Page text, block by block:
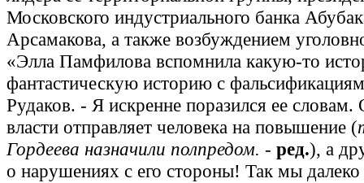
Московского индустриального банка
Арсамакова, а также возбуждением
«Элла Памфилова вспомнила какую-то
фантастическую историю с
Рудаков. - Я искренне поразился ее словам.
власти отправляет человека на повышение (
Гордеева назначили полпредом. - ред.), а
о нарушениях с его стороны! Так мы